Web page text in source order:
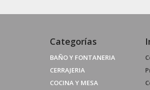
Categorías
BAÑO Y FONTANERIA
CERRAJERIA
COCINA Y MESA